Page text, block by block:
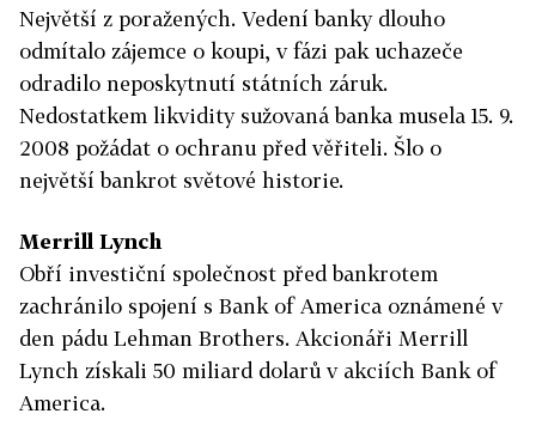
Největší z poražených. Vedení banky dlouho
odmítalo zájemce o koupi, v fázi pak uchazeče
odradilo neposkytnutí státních záruk.
Nedostatkem likvidity sužovaná banka musela 15. 9.
2008 požádat o ochranu před věřiteli. Šlo o
největší bankrot světové historie.
Merrill Lynch
Obří investiční společnost před bankrotem
zachránilo spojení s Bank of America oznámené v
den pádu Lehman Brothers. Akcionáři Merrill
Lynch získali 50 miliard dolarů v akciích Bank of
America.